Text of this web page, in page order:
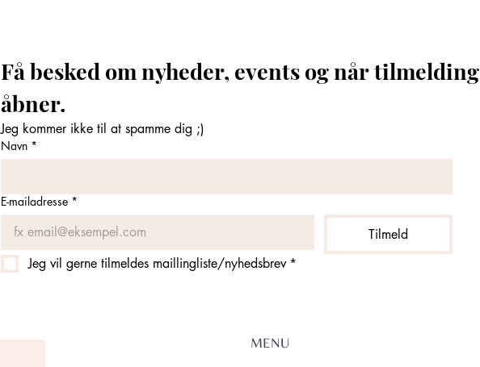
Få besked om nyheder, events og når tilmelding
Jeg kommer ikke til at spamme dig ;)
Navn *
E-mailadresse *
Tilmeld
Jeg vil gerne tilmeldes maillingliste/nyhedsbrev *
MENU